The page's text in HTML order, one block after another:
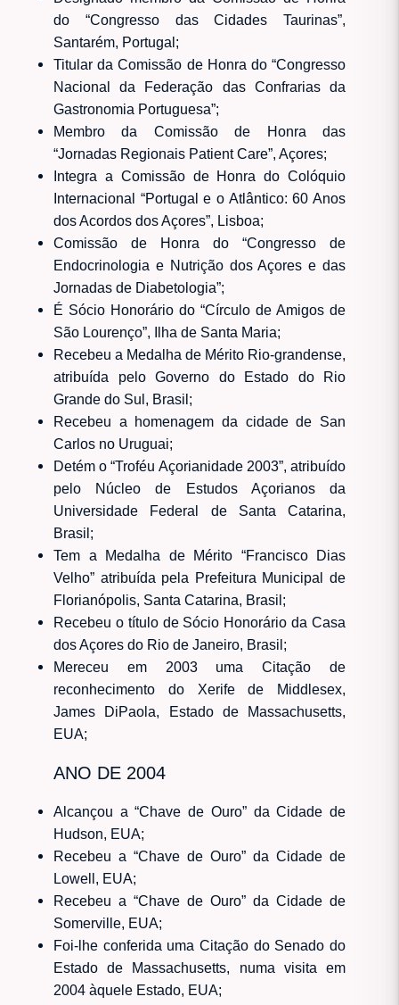
do “Congresso das Cidades Taurinas”,
Santarém, Portugal;
Titular da Comissão de Honra do “Congresso
Nacional da Federação das Confrarias da
Gastronomia Portuguesa”;
Membro da Comissão de Honra das
“Jornadas Regionais Patient Care”, Açores;
Integra a Comissão de Honra do Colóquio
Internacional “Portugal e o Atlântico: 60 Anos
dos Acordos dos Açores”, Lisboa;
Comissão de Honra do “Congresso de
Endocrinologia e Nutrição dos Açores e das
Jornadas de Diabetologia”;
É Sócio Honorário do “Círculo de Amigos de
São Lourenço”, Ilha de Santa Maria;
Recebeu a Medalha de Mérito Rio-grandense,
atribuída pelo Governo do Estado do Rio
Grande do Sul, Brasil;
Recebeu a homenagem da cidade de San
Carlos no Uruguai;
Detém o “Troféu Açorianidade 2003”, atribuído
pelo Núcleo de Estudos Açorianos da
Universidade Federal de Santa Catarina,
Brasil;
Tem a Medalha de Mérito “Francisco Dias
Velho” atribuída pela Prefeitura Municipal de
Florianópolis, Santa Catarina, Brasil;
Recebeu o título de Sócio Honorário da Casa
dos Açores do Rio de Janeiro, Brasil;
Mereceu em 2003 uma Citação de
reconhecimento do Xerife de Middlesex,
James DiPaola, Estado de Massachusetts,
EUA;
ANO DE 2004
Alcançou a “Chave de Ouro” da Cidade de
Hudson, EUA;
Recebeu a “Chave de Ouro” da Cidade de
Lowell, EUA;
Recebeu a “Chave de Ouro” da Cidade de
Somerville, EUA;
Foi-lhe conferida uma Citação do Senado do
Estado de Massachusetts, numa visita em
2004 àquele Estado, EUA;